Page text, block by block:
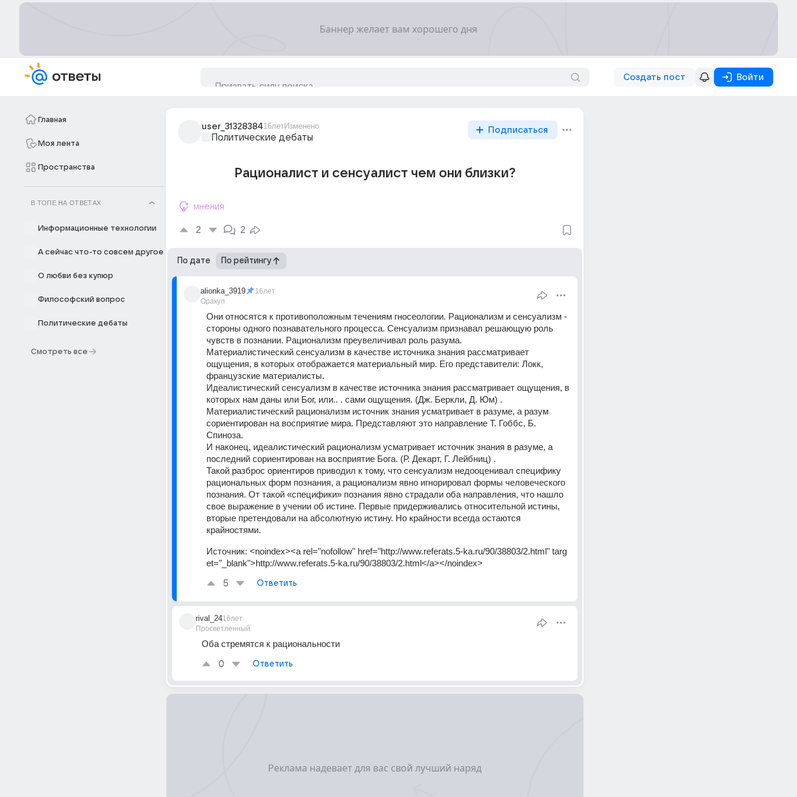
Создать пост Войти
Главная
Моя лента
Пространства
В ТОПЕ НА ОТВЕТАХ
Информационные технологии
А сейчас что-то совсем другое
О любви без купюр
Философский вопрос
Политические дебаты
Смотреть все
user_3132838416летИзменено
Политические дебаты
Подписаться
Рационалист и сенсуалист чем они близки?
мнения
2 2
По дате По рейтингу
alionka_3919
Оракул
16лет
Они относятся к противоположным течениям гносеологии. Рационализм и сенсуализм -
стороны одного познавательного процесса. Сенсуализм признавал решающую роль
чувств в познании. Рационализм преувеличивал роль разума.
Материалистический сенсуализм в качестве источника знания рассматривает
ощущения, в которых отображается материальный мир. Его представители: Локк,
французские материалисты.
Идеалистический сенсуализм в качестве источника знания рассматривает ощущения, в
которых нам даны или Бог, или.. . сами ощущения. (Дж. Беркли, Д. Юм) .
Материалистический рационализм источник знания усматривает в разуме, а разум
сориентирован на восприятие мира. Представляют это направление Т. Гоббс, Б.
Спиноза.
И наконец, идеалистический рационализм усматривает источник знания в разуме, а
последний сориентирован на восприятие Бога. (Р. Декарт, Г. Лейбниц) .
Такой разброс ориентиров приводил к тому, что сенсуализм недооценивал специфику
рациональных форм познания, а рационализм явно игнорировал формы человеческого
познания. От такой «специфики» познания явно страдали оба направления, что нашло
свое выражение в учении об истине. Первые придерживались относительной истины,
вторые претендовали на абсолютную истину. Но крайности всегда остаются
крайностями.
Источник: <noindex><a rel="nofollow" href="http://www.referats.5-ka.ru/90/38803/2.html" targ
et="_blank">http://www.referats.5-ka.ru/90/38803/2.html</a></noindex>
5 Ответить
rival_24
Просветленный
16лет
Оба стремятся к рациональности
0 Ответить